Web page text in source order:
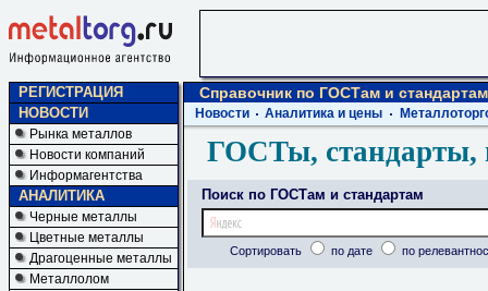
РЕГИСТРАЦИЯ
НОВОСТИ
Рынка металлов
Новости компаний
Информагентства
АНАЛИТИКА
Черные металлы
Цветные металлы
Драгоценные металлы
Металлолом
Справочник по ГОСТам и стандартам
Новости Аналитика и цены
ГОСТы, стандарты,
Поиск по ГОСТам и стандартам
Сортировать по дате по